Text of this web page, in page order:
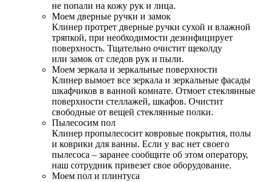
не попали на кожу рук и лица.
Моем дверные ручки и замок
Клинер протрет дверные ручки сухой и влажной
тряпкой, при необходимости дезинфицирует
поверхность. Тщательно очистит щеколду
или замок от следов рук и пыли.
Моем зеркала и зеркальные поверхности
Клинер вымоет все зеркала и зеркальные фасады
шкафчиков в ванной комнате. Отмоет стеклянные
поверхности стеллажей, шкафов. Очистит
свободные от вещей стеклянные полки.
Пылесосим пол
Клинер пропылесосит ковровые покрытия, полы
и коврики для ванны. Если у вас нет своего
пылесоса – заранее сообщите об этом оператору,
наш сотрудник привезет свое оборудование.
Моем пол и плинтуса